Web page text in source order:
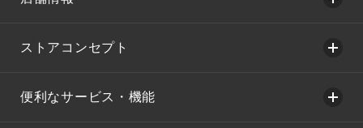
ストアコンセプト
便利なサービス・機能